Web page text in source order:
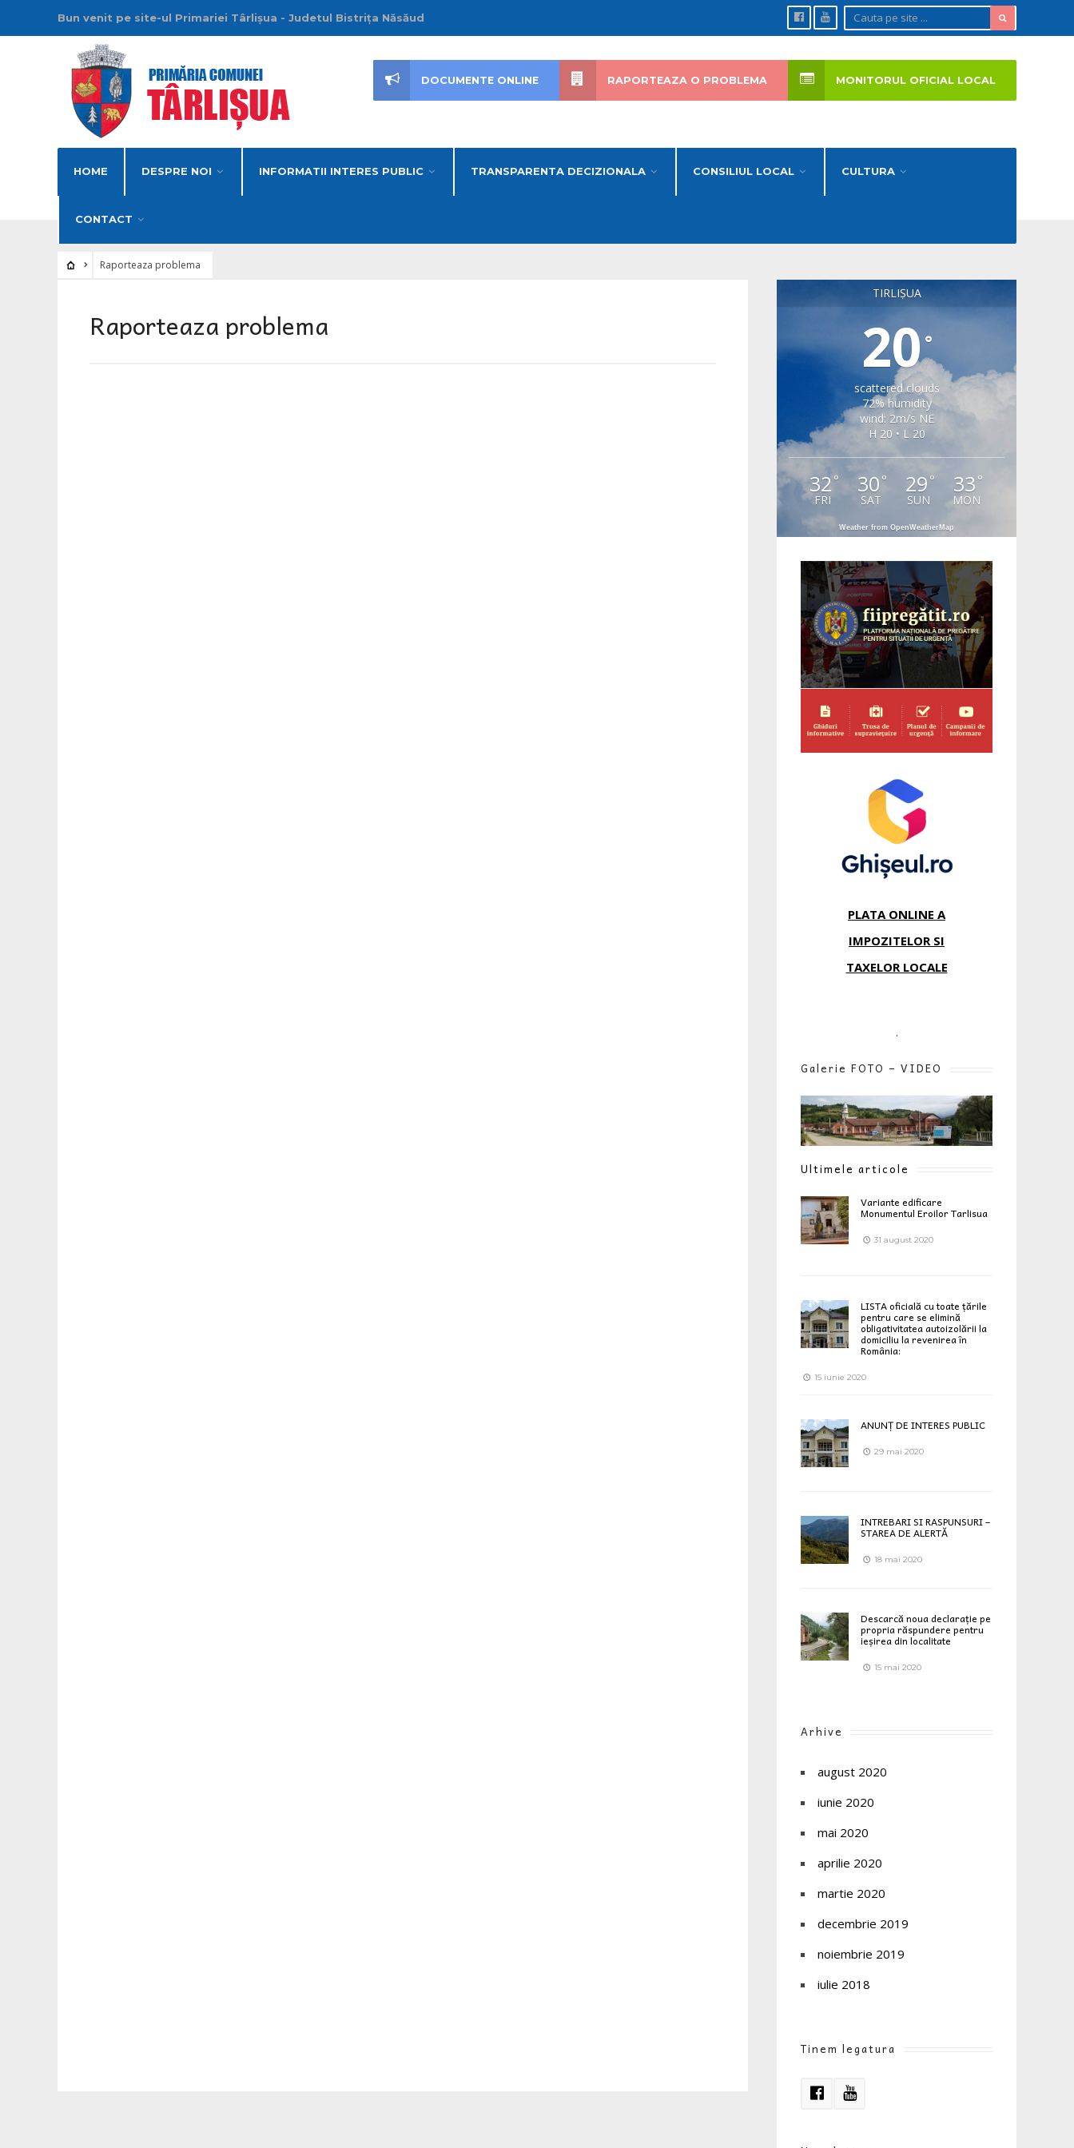
Bun venit pe site-ul Primariei Târlișua - Judetul Bistrița Năsăud
HOME DESPRE NOI INFORMATII INTERES PUBLIC TRANSPARENTA DECIZIONALA CONSILIUL LOCAL CULTURA
CONTACT
DOCUMENTE ONLINE RAPORTEAZA O PROBLEMA MONITORUL OFICIAL LOCAL
Raporteaza problema
Raporteaza problema
TIRLIȘUA
20°
scattered clouds
72% humidity
wind: 2m/s NE
H 20 • L 20
32 °
FRI
30 °
SAT
29 °
SUN
33 °
MON
Weather from OpenWeatherMap
PLATA ONLINE A
IMPOZITELOR SI
TAXELOR LOCALE
.
Galerie FOTO – VIDEO
Ultimele articole
Variante edificare
Monumentul Eroilor Tarlisua
31 august 2020
LISTA oficială cu toate țările
pentru care se elimină
obligativitatea autoizolării la
domiciliu la revenirea în
România:
15 iunie 2020
ANUNȚ DE INTERES PUBLIC
29 mai 2020
INTREBARI SI RASPUNSURI –
STAREA DE ALERTĂ
18 mai 2020
Descarcă noua declarație pe
propria răspundere pentru
ieșirea din localitate
15 mai 2020
Arhive
august 2020
iunie 2020
mai 2020
aprilie 2020
martie 2020
decembrie 2019
noiembrie 2019
iulie 2018
Tinem legatura